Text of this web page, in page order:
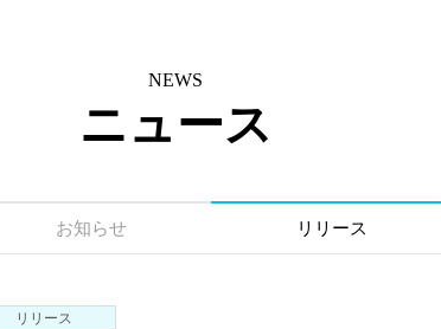
ファイル・
ホルダー用品
学校ソリューション
総務＋クリエイティブ
採用情報
NEWS
ニュース
お知らせ リリース
リリース